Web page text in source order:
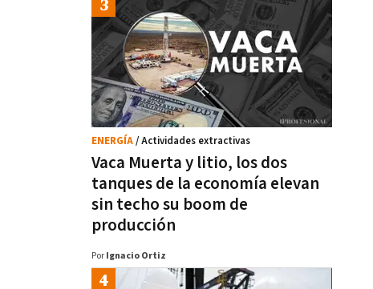
Vaca Muerta y litio, los dos
tanques de la economía elevan
sin techo su boom de
producción
ENERGÍA/ Actividades extractivas
Por Ignacio Ortiz